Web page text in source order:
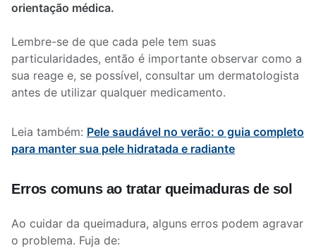
orientação médica.
Lembre-se de que cada pele tem suas
particularidades, então é importante observar como a
sua reage e, se possível, consultar um dermatologista
antes de utilizar qualquer medicamento.
Leia também: Pele saudável no verão: o guia completo
para manter sua pele hidratada e radiante
Erros comuns ao tratar queimaduras de sol
Ao cuidar da queimadura, alguns erros podem agravar
o problema. Fuja de: